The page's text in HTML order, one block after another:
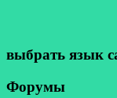
выбрать язык
Форумы